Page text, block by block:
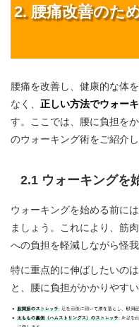
2. 腰痛改善のた
腰痛を改善し、健康的な体
なく、 正しい方法でウォー
す。ここでは、腰に負担を
のウォーキング術をご紹介し
2.1 ウォーキングを
ウォーキングを始める前に
ましょう。これにより、筋
への負担を軽減しながら怪
特に重点的に伸ばしたいの
と、腰に負担がかかりやすい